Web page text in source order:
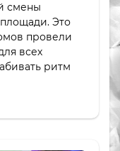
смены
Это
провели
всех
ритм